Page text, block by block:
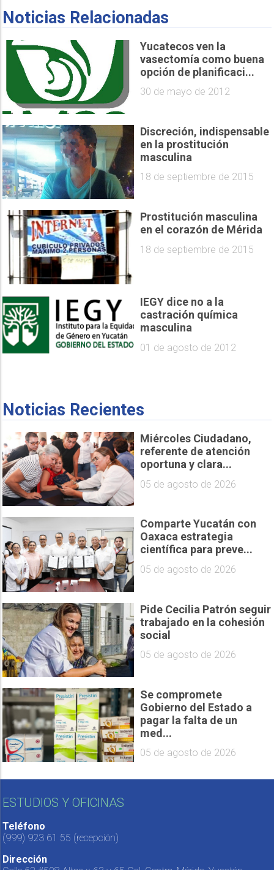
Noticias Relacionadas
Yucatecos ven la
vasectomía como buena
opción de planificaci...
30 de mayo de 2012
Discreción, indispensable
en la prostitución
masculina
18 de septiembre de 2015
Prostitución masculina
en el corazón de Mérida
18 de septiembre de 2015
IEGY dice no a la
castración química
masculina
01 de agosto de 2012
Noticias Recientes
Miércoles Ciudadano,
referente de atención
oportuna y clara...
05 de agosto de 2026
Comparte Yucatán con
Oaxaca estrategia
científica para preve...
05 de agosto de 2026
Pide Cecilia Patrón seguir
trabajado en la cohesión
social
05 de agosto de 2026
Se compromete
Gobierno del Estado a
pagar la falta de un
med...
05 de agosto de 2026
ESTUDIOS Y OFICINAS
Teléfono
(999) 923 61 55 (recepción)
Dirección